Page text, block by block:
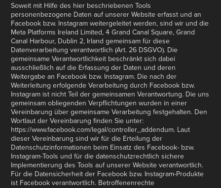
Soweit mit Hilfe des hier beschriebenen Tools
personenbezogene Daten auf unserer Website erfasst und an
Facebook bzw. Instagram weitergeleitet werden, sind wir und die
Meta Platforms Ireland Limited, 4 Grand Canal Square, Grand
Canal Harbour, Dublin 2, Irland gemeinsam für diese
Datenverarbeitung verantwortlich (Art. 26 DSGVO). Die
gemeinsame Verantwortlichkeit beschränkt sich dabei
ausschließlich auf die Erfassung der Daten und deren
Weitergabe an Facebook bzw. Instagram. Die nach der
Weiterleitung erfolgende Verarbeitung durch Facebook bzw.
Instagram ist nicht Teil der gemeinsamen Verantwortung. Die uns
gemeinsam obliegenden Verpflichtungen wurden in einer
Vereinbarung über gemeinsame Verarbeitung festgehalten. Den
Wortlaut der Vereinbarung finden Sie unter:
https://www.facebook.com/legal/controller_addendum. Laut
dieser Vereinbarung sind wir für die Erteilung der
Datenschutzinformationen beim Einsatz des Facebook- bzw.
Instagram-Tools und für die datenschutzrechtlich sichere
Implementierung des Tools auf unserer Website verantwortlich.
Für die Datensicherheit der Facebook bzw. Instagram-Produkte
ist Facebook verantwortlich. Betroffenenrechte